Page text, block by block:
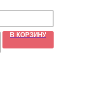
В КОРЗИНУ